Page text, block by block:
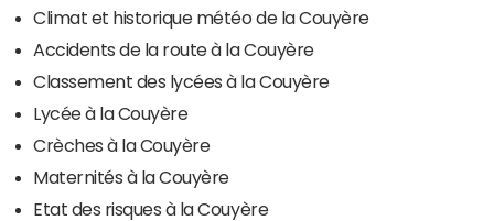
Climat et historique météo de la Couyère
Accidents de la route à la Couyère
Classement des lycées à la Couyère
Lycée à la Couyère
Crèches à la Couyère
Maternités à la Couyère
Etat des risques à la Couyère